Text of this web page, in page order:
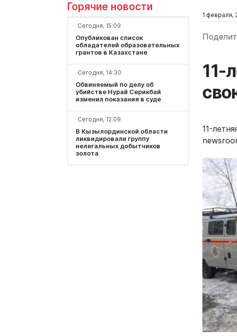
Горячие новости
Сегодня, 15:09
Опубликован список
обладателей образовательных
грантов в Казахстане
Сегодня, 14:30
Обвиняемый по делу об
убийстве Нурай Серикбай
изменил показания в суде
Сегодня, 12:09
В Кызылординской области
ликвидировали группу
нелегальных добытчиков
золота
1 февраля,
11-
11-